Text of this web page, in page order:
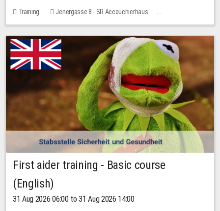
Training
Jenergasse 8 - SR Accouchierhaus
No free places
First aider training - Basic course
(English)
31 Aug 2026 06:00 to 31 Aug 2026 14:00